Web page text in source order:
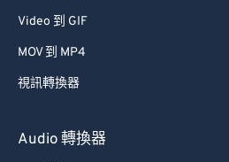
Video 到 GIF
MOV 到 MP4
視訊轉換器
Audio 轉換器